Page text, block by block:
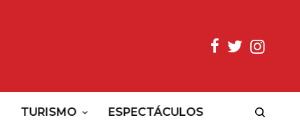
TURISMO ESPECTÁCULOS